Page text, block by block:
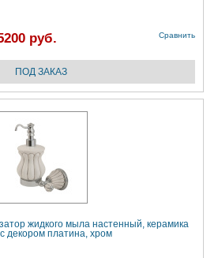
руб. Сравнить
жидкого мыла настенный, керамика
декором платина, хром